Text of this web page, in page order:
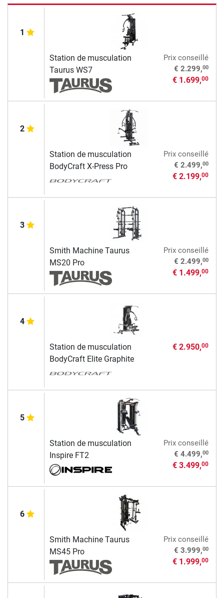
1
Station de musculation
Taurus WS7
Prix conseillé
€ 2.299,00
€ 1.699,00
2
Station de musculation
BodyCraft X-Press Pro
Prix conseillé
€ 2.499,00
€ 2.199,00
3
Smith Machine Taurus
MS20 Pro
Prix conseillé
€ 2.499,00
€ 1.499,00
4
Station de musculation
BodyCraft Elite Graphite
€ 2.950,00
5
Station de musculation
Inspire FT2
Prix conseillé
€ 4.499,00
€ 3.499,00
6
Smith Machine Taurus
MS45 Pro
Prix conseillé
€ 3.999,00
€ 1.999,00